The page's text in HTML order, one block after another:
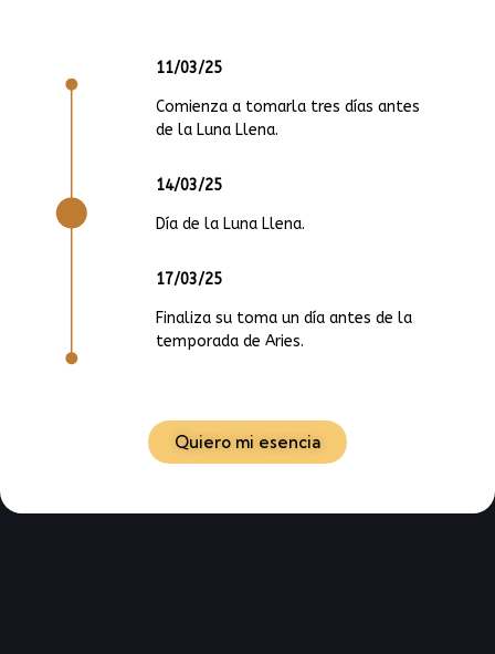
11/03/25
Comienza a tomarla tres días antes
de la Luna Llena.
14/03/25
Día de la Luna Llena.
17/03/25
Finaliza su toma un día antes de la
temporada de Aries.
Quiero mi esencia